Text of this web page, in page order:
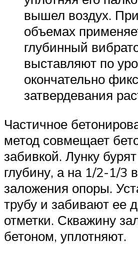
вышел воздух.
объемах
глубинный
выставляют по
окончательно
затвердевания
Частичное
метод совмещает
забивкой. Лунку
глубину, а на 1/2-1/3
заложения опоры.
трубу и забивают ее
отметки. Скважину
бетоном, уплотняют.